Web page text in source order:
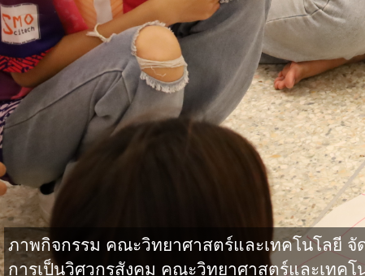
ภาพกิจกรรม คณะวิทยาศาสตร์และเทคโนโลยี
การเป็นวิศวกรสังคม คณะวิทยาศาสตร์และเทคโ